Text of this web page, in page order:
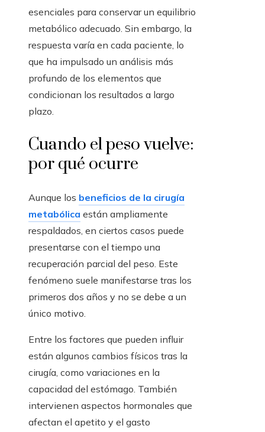
esenciales para conservar un equilibrio
metabólico adecuado. Sin embargo, la
respuesta varía en cada paciente, lo
que ha impulsado un análisis más
profundo de los elementos que
condicionan los resultados a largo
plazo.
Cuando el peso vuelve:
por qué ocurre
Aunque los beneficios de la cirugía
metabólica están ampliamente
respaldados, en ciertos casos puede
presentarse con el tiempo una
recuperación parcial del peso. Este
fenómeno suele manifestarse tras los
primeros dos años y no se debe a un
único motivo.
Entre los factores que pueden influir
están algunos cambios físicos tras la
cirugía, como variaciones en la
capacidad del estómago. También
intervienen aspectos hormonales que
afectan el apetito y el gasto